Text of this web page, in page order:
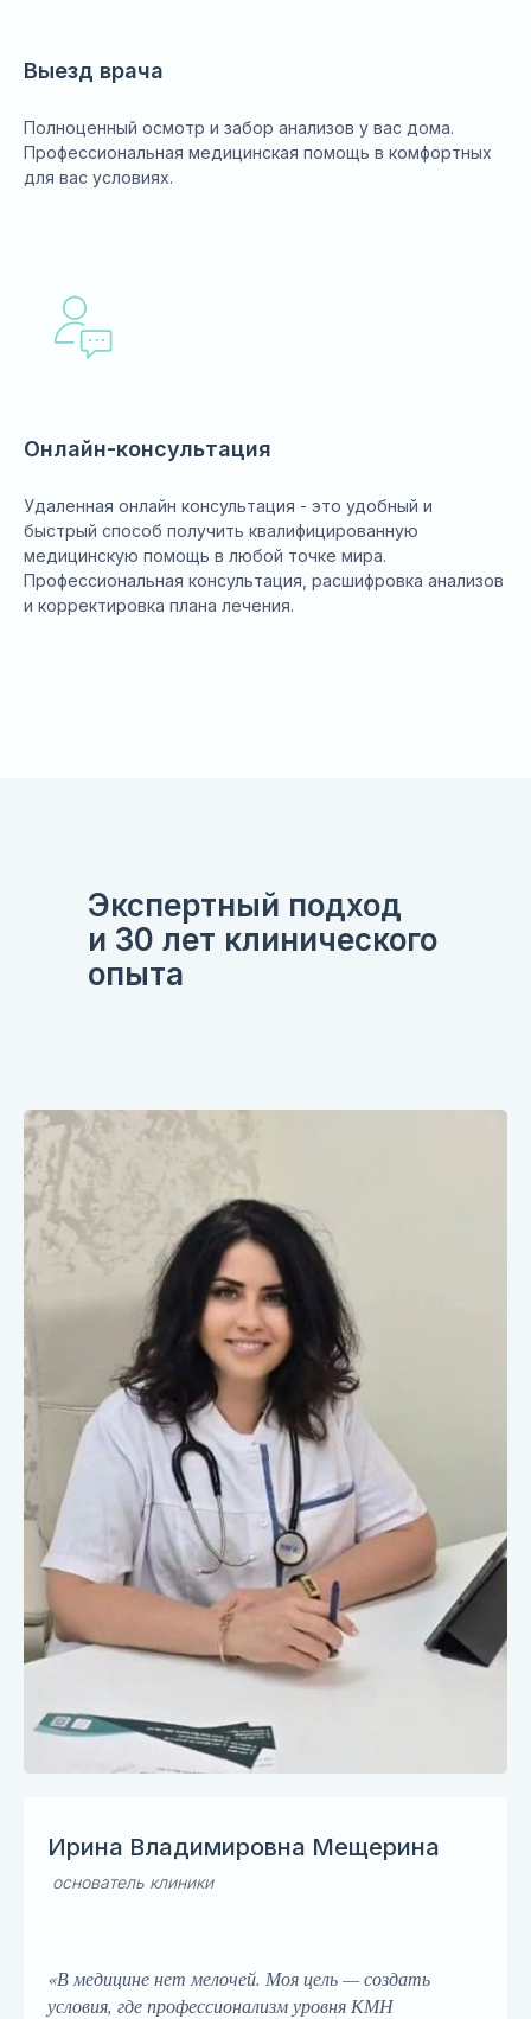
Выезд врача
Полноценный осмотр и забор анализов у вас дома.
Профессиональная медицинская помощь в комфортных
для вас условиях.
Онлайн-консультация
Удаленная онлайн консультация - это удобный и
быстрый способ получить квалифицированную
медицинскую помощь в любой точке мира.
Профессиональная консультация, расшифровка анализов
и корректировка плана лечения.
Экспертный подход
и 30 лет клинического
опыта
Ирина Владимировна Мещерина
основатель клиники
«В медицине нет мелочей. Моя цель — создать
условия, где профессионализм уровня КМН